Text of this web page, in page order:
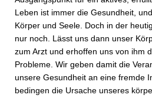
Leben ist immer die Gesundheit,
Körper und Seele. Doch in der
nur noch. Lässt uns dann unser
zum Arzt und erhoffen uns von ihm
Probleme. Wir geben damit die
unsere Gesundheit an eine fremde
bedingen die Ursache unseres